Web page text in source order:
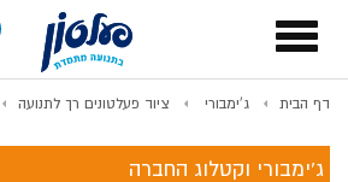
Toggle
navigation
דף הבית ג'ימבורי ציוד פעלטונים רך לתנועה
ג'ימבורי וקטלוג החברה